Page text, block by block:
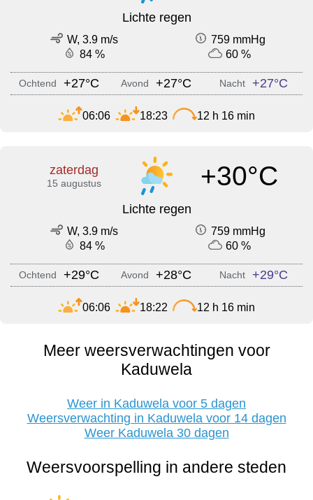
Lichte regen
W, 3.9 m/s
759 mmHg
84 %
60 %
Ochtend +27°C Avond +27°C Nacht +27°C
06:06 18:23 12 h 16 min
zaterdag
15 augustus +30°C
Lichte regen
W, 3.9 m/s
759 mmHg
84 %
60 %
Ochtend +29°C Avond +28°C Nacht +29°C
06:06 18:22 12 h 16 min
Meer weersverwachtingen voor
Kaduwela
Weer in Kaduwela voor 5 dagen
Weersverwachting in Kaduwela voor 14 dagen
Weer Kaduwela 30 dagen
Weersvoorspelling in andere steden